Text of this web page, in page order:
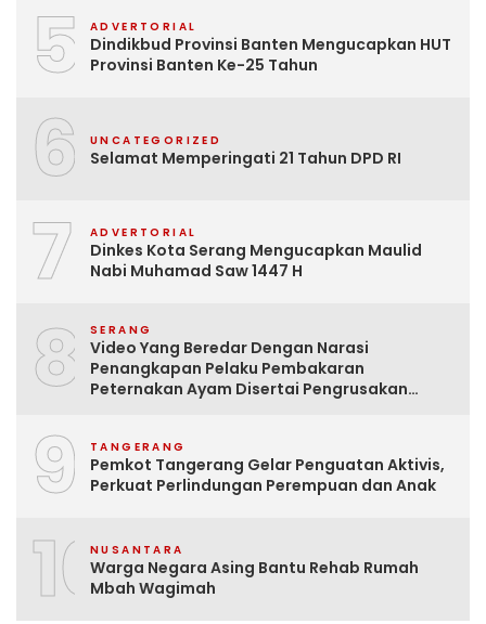
5 ADVERTORIAL
Dindikbud Provinsi Banten Mengucapkan HUT
Provinsi Banten Ke-25 Tahun
6 UNCATEGORIZED
Selamat Memperingati 21 Tahun DPD RI
7 ADVERTORIAL
Dinkes Kota Serang Mengucapkan Maulid
Nabi Muhamad Saw 1447 H
8 SERANG
Video Yang Beredar Dengan Narasi
Penangkapan Pelaku Pembakaran
Peternakan Ayam Disertai Pengrusakan
9 TANGERANG
Pemkot Tangerang Gelar Penguatan Aktivis,
Perkuat Perlindungan Perempuan dan Anak
10NUSANTARA
Warga Negara Asing Bantu Rehab Rumah
Mbah Wagimah